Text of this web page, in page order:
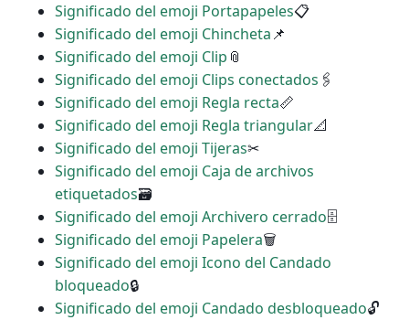
Significado del emoji Portapapeles📋
Significado del emoji Chincheta📌
Significado del emoji Clip 📎
Significado del emoji Clips conectados 🖇
Significado del emoji Regla recta📏
Significado del emoji Regla triangular📐
Significado del emoji Tijeras✂
Significado del emoji Caja de archivos
etiquetados🗃
Significado del emoji Archivero cerrado🗄
Significado del emoji Papelera🗑
Significado del emoji Icono del Candado
bloqueado🔒
Significado del emoji Candado desbloqueado🔓